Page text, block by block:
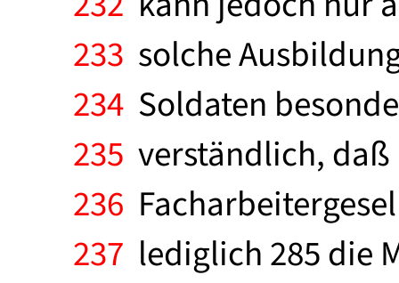
233 solche
234 Soldaten
235 verständlich, daß
236
237 lediglich 285 die